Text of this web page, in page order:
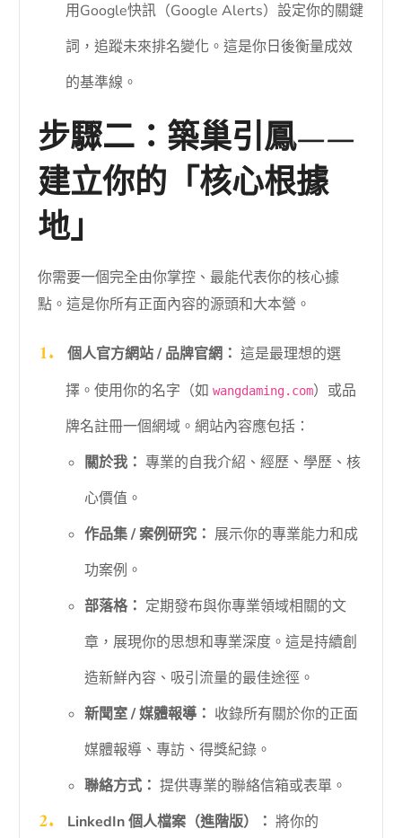
用Google快訊（Google Alerts）設定你的關鍵
詞，追蹤未來排名變化。這是你日後衡量成效
的基準線。
步驟二：築巢引鳳——
建立你的「核心根據
地」
你需要一個完全由你掌控、最能代表你的核心據
點。這是你所有正面內容的源頭和大本營。
個人官方網站 / 品牌官網： 這是最理想的選
擇。使用你的名字（如 wangdaming.com）或品
牌名註冊一個網域。網站內容應包括：
關於我： 專業的自我介紹、經歷、學歷、核
心價值。
作品集 / 案例研究： 展示你的專業能力和成
功案例。
部落格： 定期發布與你專業領域相關的文
章，展現你的思想和專業深度。這是持續創
造新鮮內容、吸引流量的最佳途徑。
新聞室 / 媒體報導： 收錄所有關於你的正面
媒體報導、專訪、得獎紀錄。
聯絡方式： 提供專業的聯絡信箱或表單。
LinkedIn 個人檔案（進階版）： 將你的